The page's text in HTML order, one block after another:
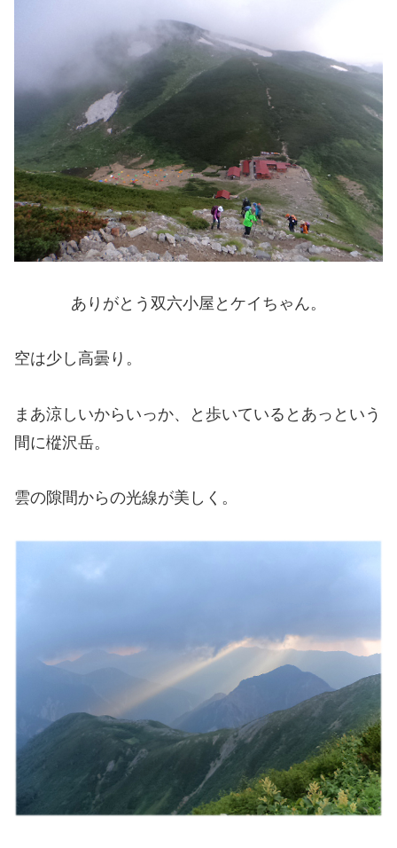
ありがとう双六小屋とケイちゃん。
空は少し高曇り。
まあ涼しいからいっか、と歩いているとあっという
間に樅沢岳。
雲の隙間からの光線が美しく。